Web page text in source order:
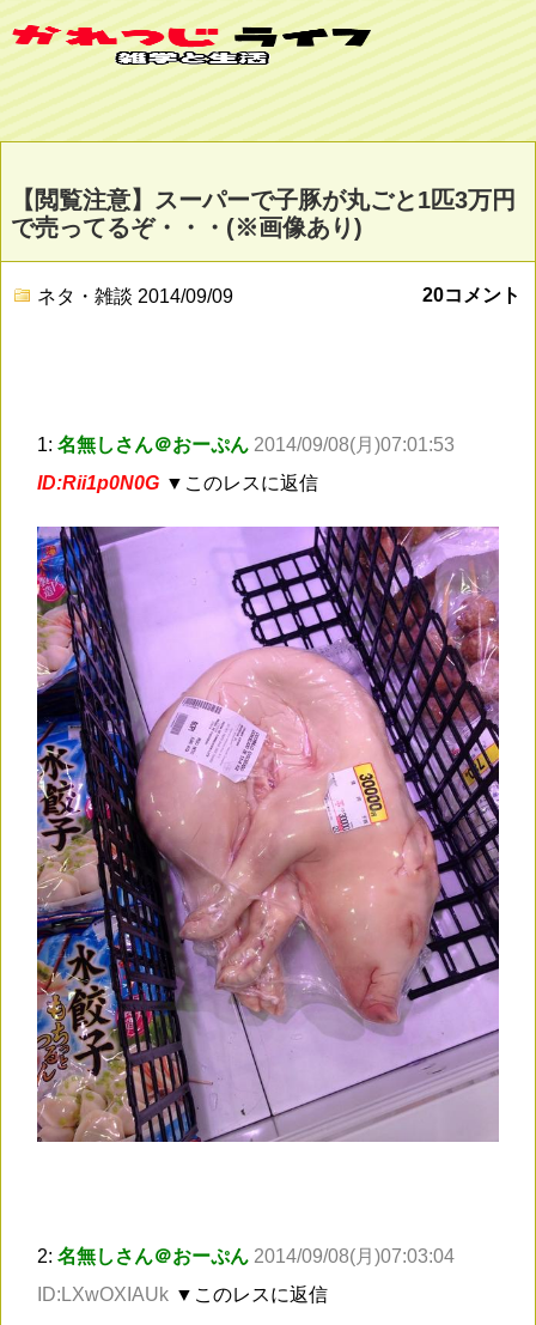
【閲覧注意】スーパーで子豚が丸ごと1匹3万円
で売ってるぞ・・・(※画像あり)
ネタ・雑談 2014/09/09 20コメント
1: 名無しさん＠おーぷん 2014/09/08(月)07:01:53
ID:Rii1p0N0G ▼このレスに返信
2: 名無しさん＠おーぷん 2014/09/08(月)07:03:04
ID:LXwOXIAUk ▼このレスに返信